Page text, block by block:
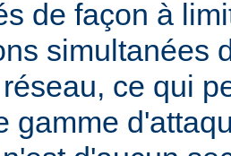
de façon à
simultanées
ce qui
gamme